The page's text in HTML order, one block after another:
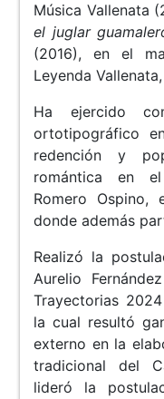
Música Vallenata
el juglar
(2016), en el
Leyenda
Ha ejercido
ortotipográfico
redención y
romántica en
Romero
donde además
Realizó la
Aurelio
Trayectorias
la cual resultó
externo en la
tradicional del
lideró la